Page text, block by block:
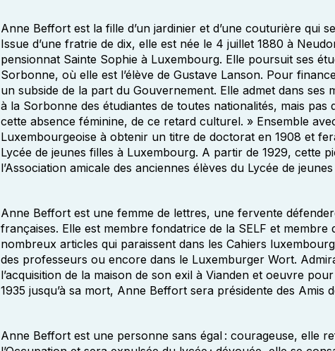
Anne Beffort est la fille d’un jardinier et d’une couturière qui
Issue d’une fratrie de dix, elle est née le 4 juillet 1880 à
pensionnat Sainte Sophie à Luxembourg. Elle poursuit ses
Sorbonne, où elle est l’élève de Gustave Lanson. Pour
un subside de la part du Gouvernement. Elle admet dans
à la Sorbonne des étudiantes de toutes nationalités, mais pas
cette absence féminine, de ce retard culturel. » Ensemble
Luxembourgeoise à obtenir un titre de doctorat en 1908 et
Lycée de jeunes filles à Luxembourg. A partir de 1929, cette
l’Association amicale des anciennes élèves du Lycée de
Anne Beffort est une femme de lettres, une fervente
françaises. Elle est membre fondatrice de la SELF et membre
nombreux articles qui paraissent dans les Cahiers
des professeurs ou encore dans le Luxemburger Wort.
l’acquisition de la maison de son exil à Vianden et oeuvre
1935 jusqu’à sa mort, Anne Beffort sera présidente des Amis
Anne Beffort est une personne sans égal : courageuse, elle